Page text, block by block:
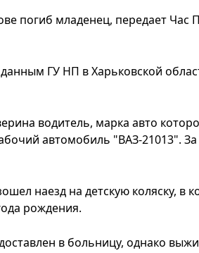
погиб младенец, передает Час
ГУ НП в Харьковской
водитель, марка авто
автомобиль "ВАЗ-21013".
наезд на детскую коляску, в
рождения.
в больницу, однако